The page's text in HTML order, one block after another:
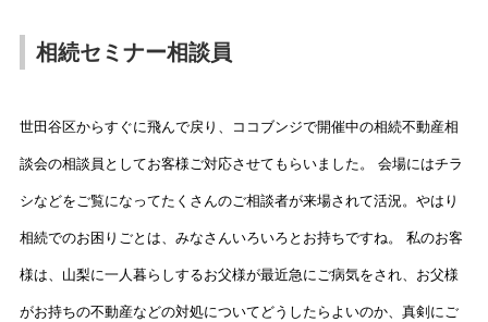
相続セミナー相談員
世田谷区からすぐに飛んで戻り、ココブンジで開催中の相続不動産相
談会の相談員としてお客様ご対応させてもらいました。 会場にはチラ
シなどをご覧になってたくさんのご相談者が来場されて活況。やはり
相続でのお困りごとは、みなさんいろいろとお持ちですね。 私のお客
様は、山梨に一人暮らしするお父様が最近急にご病気をされ、お父様
がお持ちの不動産などの対処についてどうしたらよいのか、真剣にご